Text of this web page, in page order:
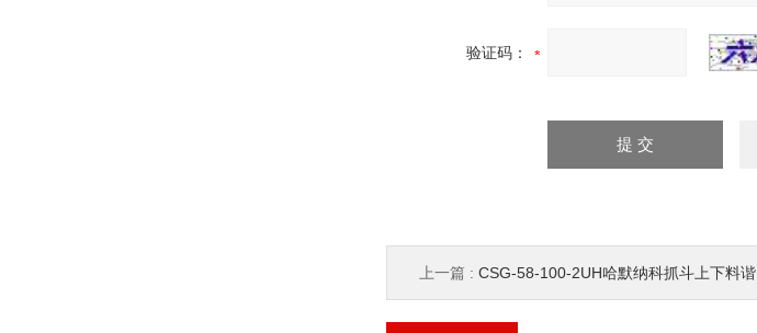
验证码：
上一篇 : CSG-58-100-2UH哈默纳科抓斗上下料谐波传动